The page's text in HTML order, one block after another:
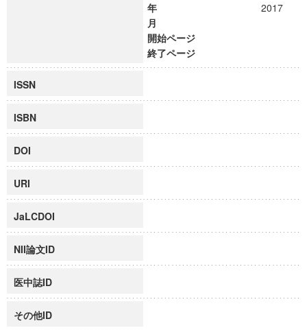
年
2017
月
開始ページ
終了ページ
ISSN
ISBN
DOI
URI
JaLCDOI
NII論文ID
医中誌ID
その他ID